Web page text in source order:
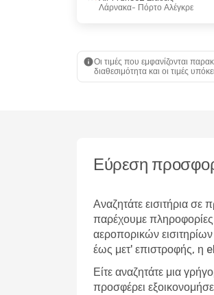
Λάρνακα- Πόρτο Αλέγκρε
Οι τιμές που εμφανίζονται
διαθεσιμότητα και οι τιμές
Εύρεση
Αναζητάτε εισιτήρια σε
παρέχουμε πληροφορίες
αεροπορικών
έως μετ' επιστροφής, η
Είτε αναζητάτε μια
προσφέρει